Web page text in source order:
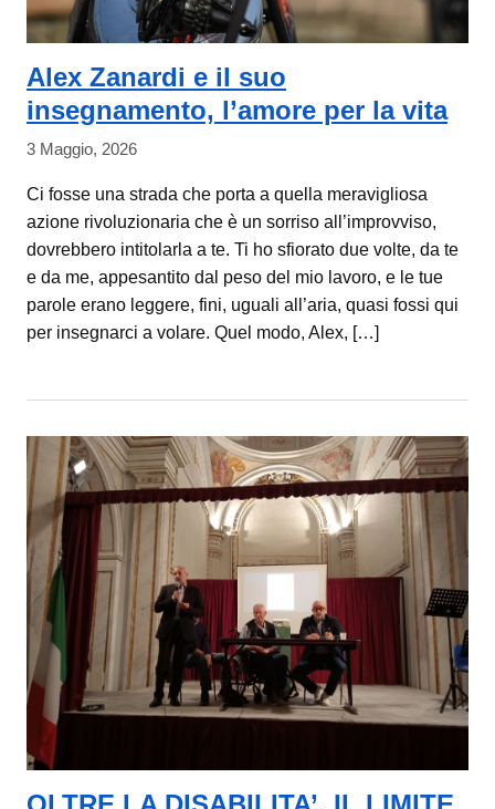
Alex Zanardi e il suo
insegnamento, l’amore per la vita
3 Maggio, 2026
Ci fosse una strada che porta a quella meravigliosa
azione rivoluzionaria che è un sorriso all’improvviso,
dovrebbero intitolarla a te. Ti ho sfiorato due volte, da te
e da me, appesantito dal peso del mio lavoro, e le tue
parole erano leggere, fini, uguali all’aria, quasi fossi qui
per insegnarci a volare. Quel modo, Alex, […]